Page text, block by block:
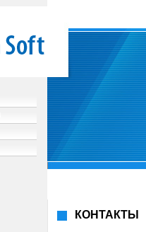
КОНТАКТЫ